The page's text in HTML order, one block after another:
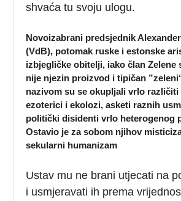
shvaća tu svoju ulogu.
Novoizabrani predsjednik
(VdB), potomak ruske i estonske
izbjegličke obitelji, iako član Zelene
nije njezin proizvod i tipičan
nazivom su se okupljali vrlo
ezoterici i ekolozi, asketi raznih
politički disidenti vrlo heterogenog
Ostavio je za sobom njihov
sekularni humanizam
Ustav mu ne brani utjecati na
i usmjeravati ih prema